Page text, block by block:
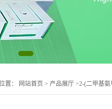
置： 网站首页 > 产品展厅 >2-(二甲基氨